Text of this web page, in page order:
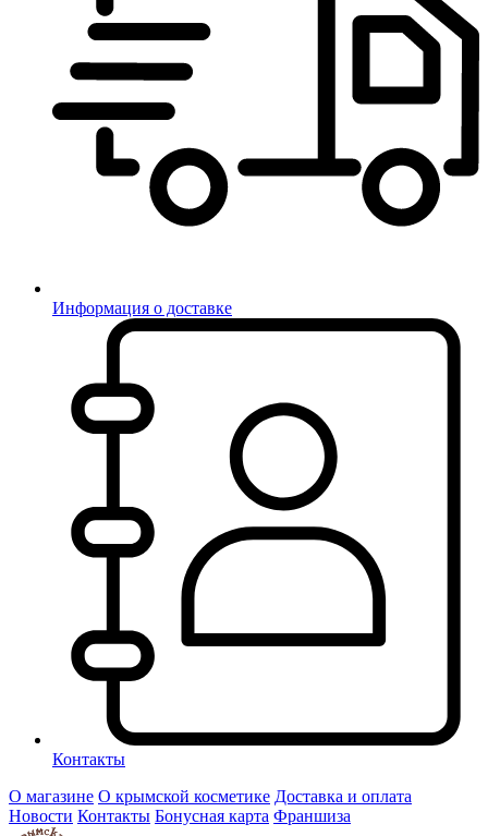
Информация о доставке
Контакты
О магазине О крымской косметике Доставка и оплата
Новости Контакты Бонусная карта Франшиза